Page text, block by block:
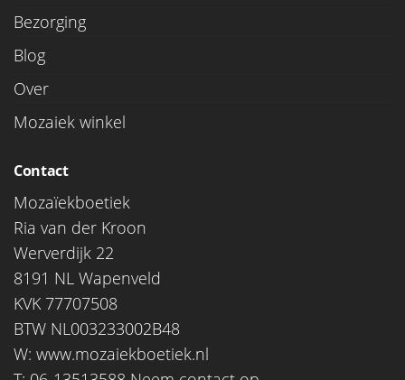
Bezorging
Blog
Over
Mozaiek winkel
Contact
Mozaïekboetiek
Ria van der Kroon
Werverdijk 22
8191 NL Wapenveld
KVK 77707508
BTW NL003233002B48
W: www.mozaiekboetiek.nl